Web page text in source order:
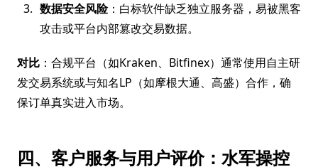
数据安全风险：白标软件缺乏独立服务器，易被黑客
攻击或平台内部篡改交易数据。
对比 ：合规平台（如Kraken、Bitfinex）通常使用自主研
发交易系统或与知名LP（如摩根大通、高盛）合作，确
保订单真实进入市场。
四、客户服务与用户评价：水军操控